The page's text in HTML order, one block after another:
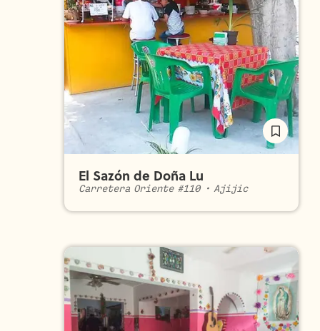
El Sazón de Doña Lu
Carretera Oriente #110• Ajijic